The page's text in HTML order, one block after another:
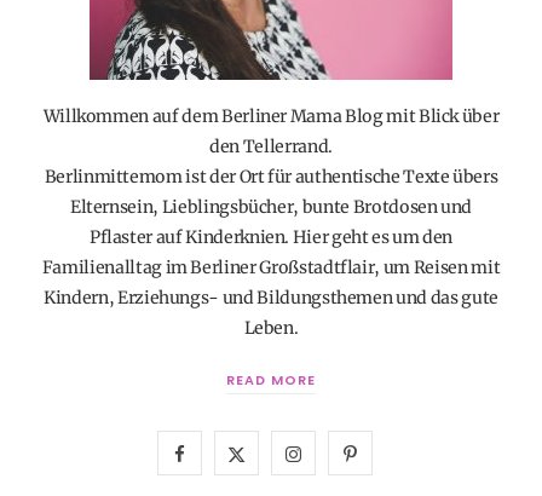
Willkommen auf dem Berliner Mama Blog mit Blick über
den Tellerrand.
Berlinmittemom ist der Ort für authentische Texte übers
Elternsein, Lieblingsbücher, bunte Brotdosen und
Pflaster auf Kinderknien. Hier geht es um den
Familienalltag im Berliner Großstadtflair, um Reisen mit
Kindern, Erziehungs- und Bildungsthemen und das gute
Leben.
READ MORE
I
P